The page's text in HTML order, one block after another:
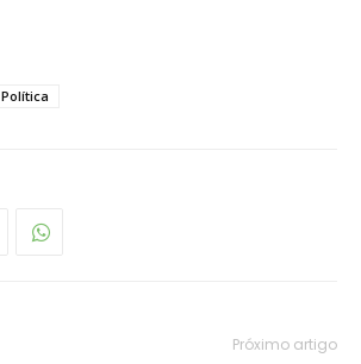
Política
Próximo artigo